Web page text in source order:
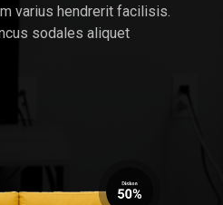
varius hendrerit facilisis.
sodales aliquet